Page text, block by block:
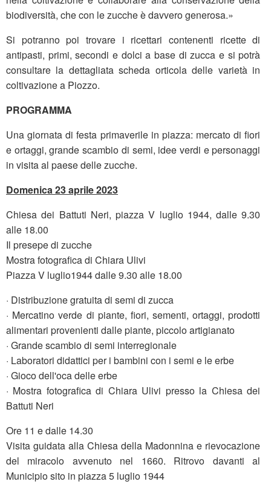
biodiversità, che con le zucche è davvero generosa.»
Si potranno poi trovare i ricettari contenenti ricette di
antipasti, primi, secondi e dolci a base di zucca e si potrà
consultare la dettagliata scheda orticola delle varietà in
coltivazione a Piozzo.
PROGRAMMA
Una giornata di festa primaverile in piazza: mercato di fiori
e ortaggi, grande scambio di semi, idee verdi e personaggi
in visita al paese delle zucche.
Domenica 23 aprile 2023
Chiesa dei Battuti Neri, piazza V luglio 1944, dalle 9.30
alle 18.00
Il presepe di zucche
Mostra fotografica di Chiara Ulivi
Piazza V luglio1944 dalle 9.30 alle 18.00
· Distribuzione gratuita di semi di zucca
· Mercatino verde di piante, fiori, sementi, ortaggi, prodotti
alimentari provenienti dalle piante, piccolo artigianato
· Grande scambio di semi interregionale
· Laboratori didattici per i bambini con i semi e le erbe
· Gioco dell'oca delle erbe
· Mostra fotografica di Chiara Ulivi presso la Chiesa dei
Battuti Neri
Ore 11 e dalle 14.30
Visita guidata alla Chiesa della Madonnina e rievocazione
del miracolo avvenuto nel 1660. Ritrovo davanti al
Municipio sito in piazza 5 luglio 1944